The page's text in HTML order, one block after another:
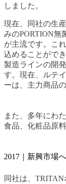
しました。
現在、同社の生
みのPORTION無
が主流です。こ
込めることがで
製造ラインの開
す。現在、ルテ
ーは、主力商品
また、多年にわ
食品、化粧品原
2017｜新興市場
同社は、